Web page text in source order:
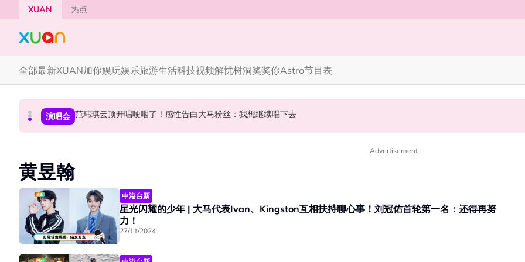
Skip to main content
XUAN 热点
全部最新XUAN加你娱玩娱乐旅游生活科技视频解忧树洞奖奖你Astro节目表
中港台新 《披荆斩棘2026》正式官宣全阵容！余文乐、刘畊宏、孙楠都来了
中港台新 陈土豆玩梗《下一站幸福》！同框阿信、吴建豪上演“光晞不能捐”桥段
演唱会 范玮琪云顶开唱哽咽了！感性告白大马粉丝：我想继续唱下去
Advertisement
黄昱翰
中港台新
星光闪耀的少年 | 大马代表Ivan、Kingston互相扶持聊心事！刘冠佑首轮第一名：还得再努
力！
27/11/2024